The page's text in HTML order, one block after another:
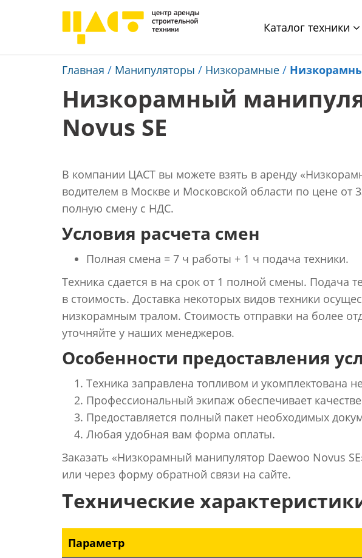
Каталог техники
Главная / Манипуляторы / Низкорамные /
Низкорамный
Novus SE
В компании ЦАСТ вы можете взять в аренду
водителем в Москве и Московской области по цене от
полную смену с НДС.
Условия расчета смен
Полная смена = 7 ч работы + 1 ч подача техники.
Техника сдается в на срок от 1 полной смены. Подача
в стоимость. Доставка некоторых видов техники
низкорамным тралом. Стоимость отправки на более
уточняйте у наших менеджеров.
Особенности предоставления
Техника заправлена топливом и укомплектована
Профессиональный экипаж обеспечивает
Предоставляется полный пакет необходимых
Любая удобная вам форма оплаты.
Заказать «Низкорамный манипулятор Daewoo Novus
или через форму обратной связи на сайте.
Технические
Параметр